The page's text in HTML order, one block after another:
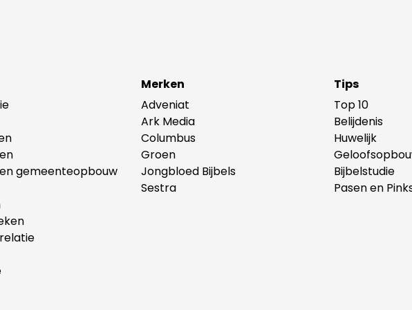
gemeenteopbouw
Merken
Adveniat
Ark Media
Columbus
Groen
Jongbloed Bijbels
Sestra
Tips
Top 10
Belijdenis
Huwelijk
Bijbelstudie
Pasen en